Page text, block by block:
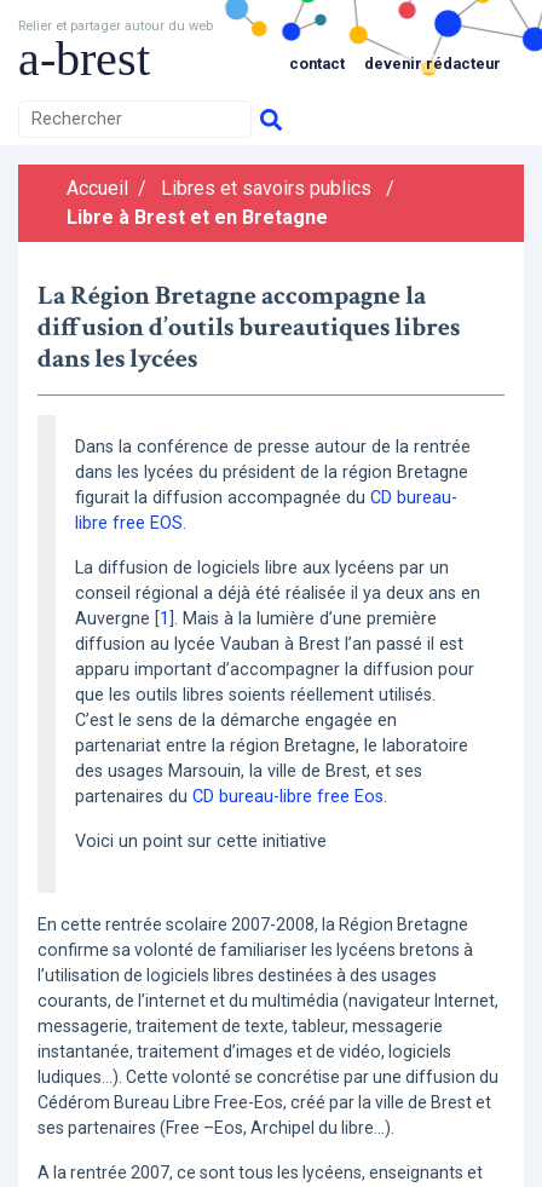
Relier et partager autour du web
a-brest contact devenir rédacteur
Accueil / Libres et savoirs publics
/
Libre à Brest et en Bretagne
La Région Bretagne accompagne la
diffusion d’outils bureautiques libres
dans les lycées
Dans la conférence de presse autour de la rentrée
dans les lycées du président de la région Bretagne
figurait la diffusion accompagnée du CD bureau-
libre free EOS.
La diffusion de logiciels libre aux lycéens par un
conseil régional a déjà été réalisée il ya deux ans en
Auvergne [1 . Mais à la lumière d’une première
diffusion au lycée Vauban à Brest l’an passé il est
apparu important d’accompagner la diffusion pour
que les outils libres soients réellement utilisés.
C’est le sens de la démarche engagée en
partenariat entre la région Bretagne, le laboratoire
des usages Marsouin, la ville de Brest, et ses
partenaires du CD bureau-libre free Eos.
Voici un point sur cette initiative
En cette rentrée scolaire 2007-2008, la Région Bretagne
confirme sa volonté de familiariser les lycéens bretons à
l’utilisation de logiciels libres destinées à des usages
courants, de l’internet et du multimédia (navigateur Internet,
messagerie, traitement de texte, tableur, messagerie
instantanée, traitement d’images et de vidéo, logiciels
ludiques…). Cette volonté se concrétise par une diffusion du
Cédérom Bureau Libre Free-Eos, créé par la ville de Brest et
ses partenaires (Free –Eos, Archipel du libre…).
A la rentrée 2007, ce sont tous les lycéens, enseignants et